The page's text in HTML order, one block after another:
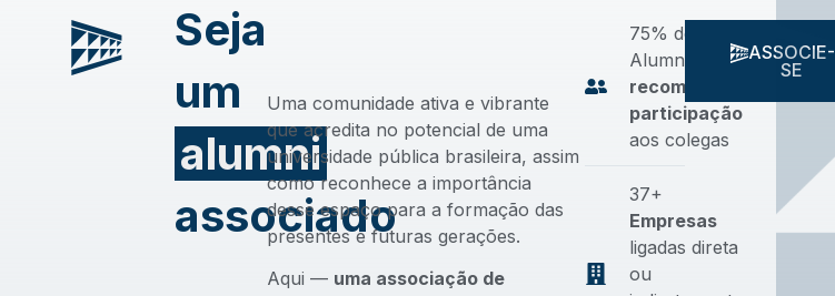
Seja
um
alumni
associado
Uma comunidade ativa e vibrante
que acredita no potencial de uma
universidade pública brasileira, assim
como reconhece a importância
desse espaço para a formação das
presentes e futuras gerações.
Aqui — uma associação de
75% de
Alumni
recomendam
participação
aos colegas
37+
Empresas
ligadas direta
ou
ASSOCIE-
SE